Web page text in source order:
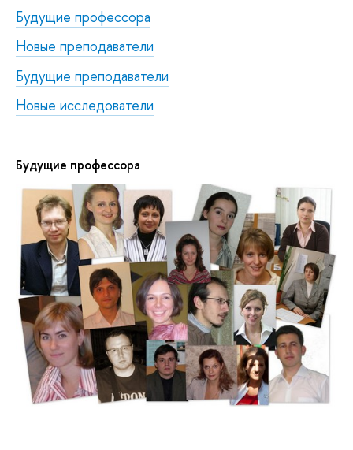
Будущие профессора
Новые преподаватели
Будущие преподаватели
Новые исследователи
Будущие профессора